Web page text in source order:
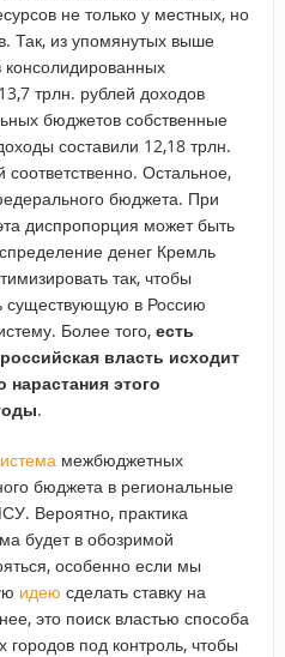
не только у местных, но
Так, из упомянутых выше
консолидированных
трлн. рублей доходов
бюджетов собственные
составили 12,18 трлн.
Остальное,
бюджета. При
диспропорция может быть
денег Кремль
так, чтобы
существующую в Россию
Более того, есть
власть исходит
этого
.
межбюджетных
бюджета в региональные
Вероятно, практика
будет в обозримой
особенно если мы
идею сделать ставку на
это поиск властью способа
городов под контроль, чтобы